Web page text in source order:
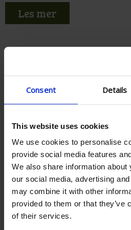
Consent Details
This website uses cookies
We use cookies to personalise
provide social media features
We also share information
our social media, advertising
may combine it with other
provided to them or that they’ve
of their services.
Les mer
Unike reiser